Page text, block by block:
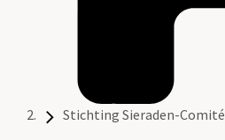
Stichting Sieraden-Comité